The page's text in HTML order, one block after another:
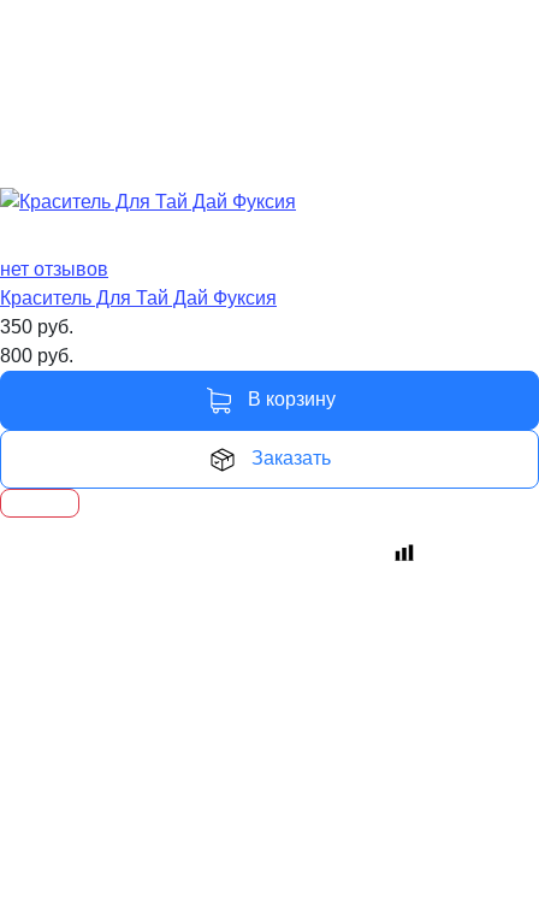
нет отзывов
Краситель Для Тай Дай Фуксия
350 руб.
800 руб.
В корзину
Заказать